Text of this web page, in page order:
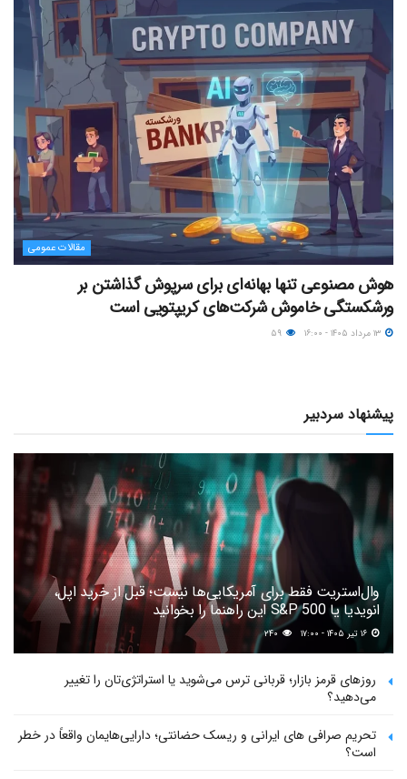
مقالات عمومی
هوش مصنوعی تنها بهانه‌ای برای سرپوش گذاشتن بر
ورشکستگی خاموش شرکت‌های کریپتویی است
پیشنهاد سردبیر
وال‌استریت فقط برای آمریکایی‌ها نیست؛ قبل از خرید اپل،
انویدیا یا S&P 500 این راهنما را بخوانید
۲۴۰
روزهای قرمز بازار؛ قربانی ترس می‌شوید یا استراتژی‌تان را تغییر
می‌دهید؟
تحریم صرافی های ایرانی و ریسک حضانتی؛ دارایی‌هایمان واقعاً در خطر
است؟